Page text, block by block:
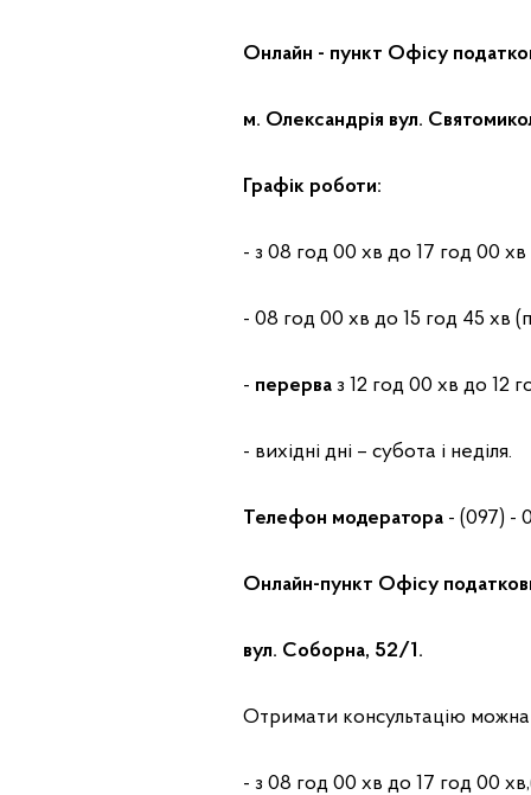
Онлайн - пункт Офісу
м. Олександрія вул.
Графік роботи:
- з 08 год 00 хв до 17 год 00 хв
- 08 год 00 хв до 15 год 45 хв
- перерваз 12 год 00 хв до 12
- вихідні дні – субота і неділя.
Телефон модератора- (097) -
Онлайн-пункт Офісу
вул. Соборна, 52/1.
Отримати консультацію
- з 08 год 00 хв до 17 год 00